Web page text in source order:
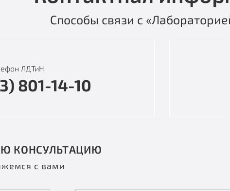
Способы связи с
ЛДТиН
801-14-10
КОНСУЛЬТАЦИЮ
с вами